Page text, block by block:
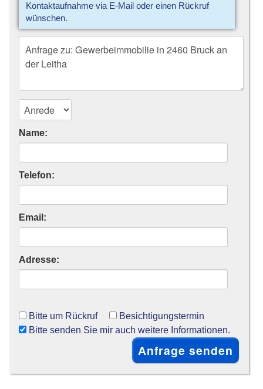
Kontaktaufnahme via E-Mail oder einen Rückruf
wünschen.
Name:
Telefon:
Email:
Adresse:
Bitte um Rückruf
Besichtigungstermin
Bitte senden Sie mir auch weitere Informationen.